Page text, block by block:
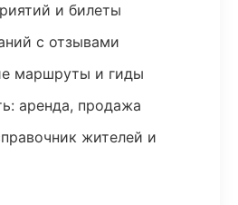
и билеты
с отзывами
маршруты и гиды
аренда, продажа
жителей и